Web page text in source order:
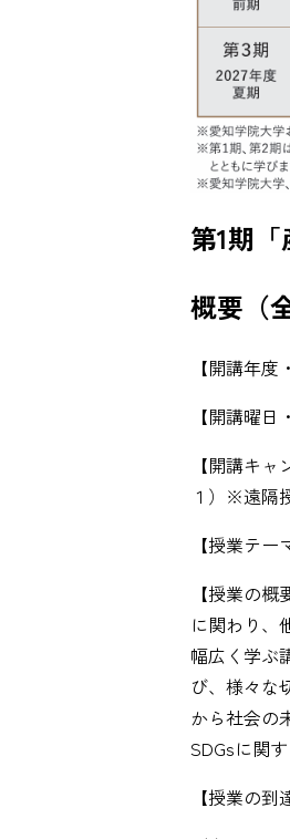
第1期
概要（
【開講年
【開講曜
【開講キ
１）※遠隔
【授業テ
【授業の
に関わり、
幅広く学ぶ
び、様々な
から社会の
SDGsに関
【授業の到